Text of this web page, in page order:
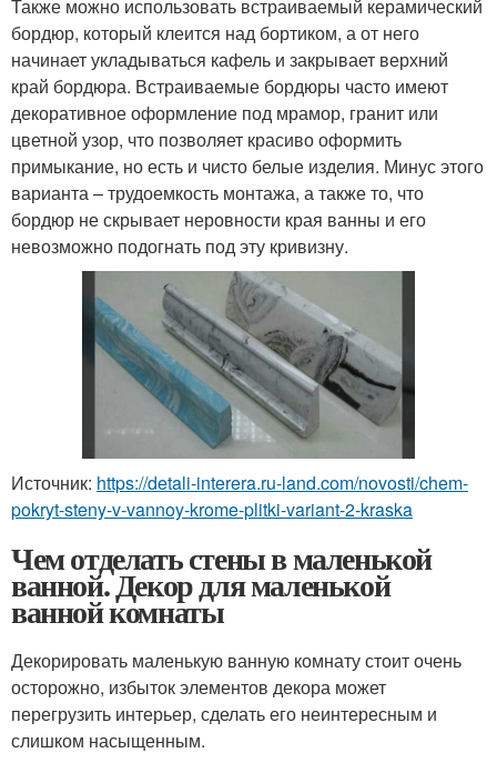
Также можно использовать встраиваемый керамический
бордюр, который клеится над бортиком, а от него
начинает укладываться кафель и закрывает верхний
край бордюра. Встраиваемые бордюры часто имеют
декоративное оформление под мрамор, гранит или
цветной узор, что позволяет красиво оформить
примыкание, но есть и чисто белые изделия. Минус этого
варианта – трудоемкость монтажа, а также то, что
бордюр не скрывает неровности края ванны и его
невозможно подогнать под эту кривизну.
Источник: https://detali-interera.ru-land.com/novosti/chem-
pokryt-steny-v-vannoy-krome-plitki-variant-2-kraska
Чем отделать стены в маленькой
ванной. Декор для маленькой
ванной комнаты
Декорировать маленькую ванную комнату стоит очень
осторожно, избыток элементов декора может
перегрузить интерьер, сделать его неинтересным и
слишком насыщенным.